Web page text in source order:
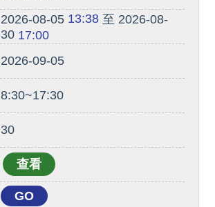
2026-08-0513:38至 2026-08-
3017:00
2026-09-05
8:30~17:30
30
GO